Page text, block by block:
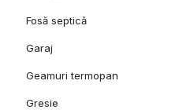
Fosă septică
Garaj
Geamuri termopan
Gresie